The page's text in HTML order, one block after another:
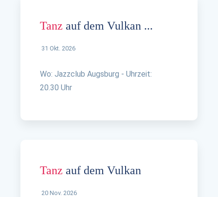
Tanz auf dem Vulkan ...
31 Okt. 2026
Wo: Jazzclub Augsburg - Uhrzeit:
20.30 Uhr
Tanz auf dem Vulkan
20 Nov. 2026